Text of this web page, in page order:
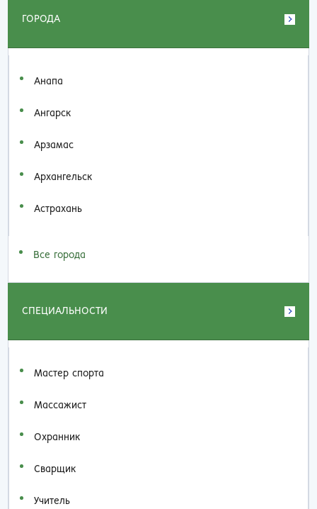
ГОРОДА
Анапа
Ангарск
Арзамас
Архангельск
Астрахань
Все города
СПЕЦИАЛЬНОСТИ
Мастер спорта
Массажист
Охранник
Сварщик
Учитель